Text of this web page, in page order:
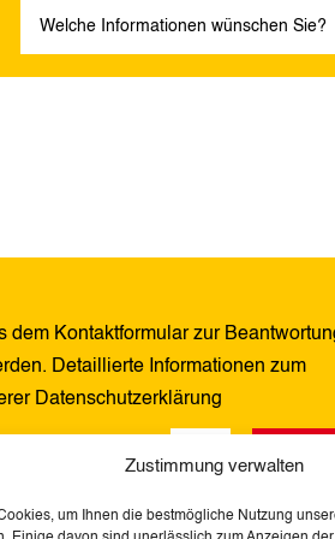
Zustimmung verwalten
um Ihnen die bestmögliche Nutzung
dem Kontaktformular zur
Detaillierte Informationen zum
Datenschutzerklärung
7 + 13 =